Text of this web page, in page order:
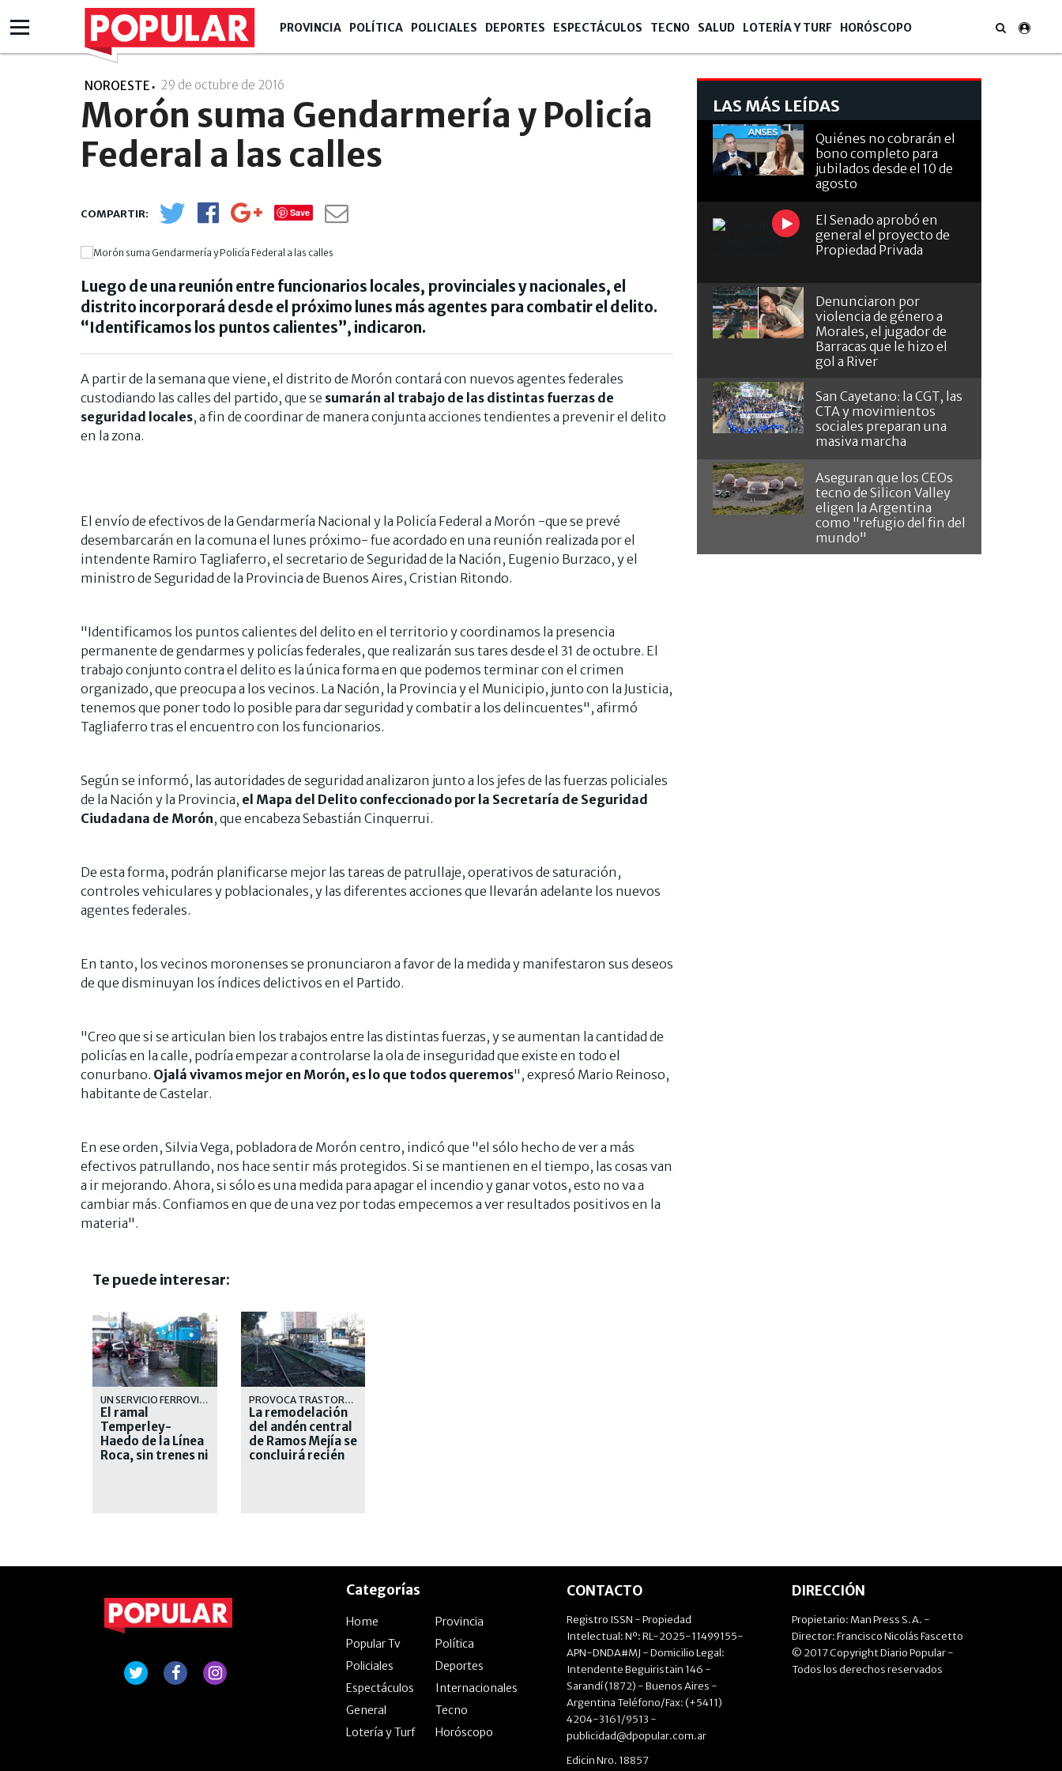
PROVINCIA POLÍTICA POLICIALES DEPORTES ESPECTÁCULOS TECNO SALUD LOTERÍA Y TURF HORÓSCOPO
NOROESTE 29 de octubre de 2016
Morón suma Gendarmería y Policía
Federal a las calles
Save
Luego de una reunión entre funcionarios locales, provinciales y nacionales, el
distrito incorporará desde el próximo lunes más agentes para combatir el delito.
“Identificamos los puntos calientes”, indicaron.
A partir de la semana que viene, el distrito de Morón contará con nuevos agentes federales
custodiando las calles del partido, que se sumarán al trabajo de las distintas fuerzas de
seguridad locales, a fin de coordinar de manera conjunta acciones tendientes a prevenir el delito
en la zona.
El envío de efectivos de la Gendarmería Nacional y la Policía Federal a Morón -que se prevé
desembarcarán en la comuna el lunes próximo- fue acordado en una reunión realizada por el
intendente Ramiro Tagliaferro, el secretario de Seguridad de la Nación, Eugenio Burzaco, y el
ministro de Seguridad de la Provincia de Buenos Aires, Cristian Ritondo.
"Identificamos los puntos calientes del delito en el territorio y coordinamos la presencia
permanente de gendarmes y policías federales, que realizarán sus tares desde el 31 de octubre. El
trabajo conjunto contra el delito es la única forma en que podemos terminar con el crimen
organizado, que preocupa a los vecinos. La Nación, la Provincia y el Municipio, junto con la Justicia,
tenemos que poner todo lo posible para dar seguridad y combatir a los delincuentes", afirmó
Tagliaferro tras el encuentro con los funcionarios.
Según se informó, las autoridades de seguridad analizaron junto a los jefes de las fuerzas policiales
de la Nación y la Provincia, el Mapa del Delito confeccionado por la Secretaría de Seguridad
Ciudadana de Morón, que encabeza Sebastián Cinquerrui.
De esta forma, podrán planificarse mejor las tareas de patrullaje, operativos de saturación,
controles vehiculares y poblacionales, y las diferentes acciones que llevarán adelante los nuevos
agentes federales.
En tanto, los vecinos moronenses se pronunciaron a favor de la medida y manifestaron sus deseos
de que disminuyan los índices delictivos en el Partido.
"Creo que si se articulan bien los trabajos entre las distintas fuerzas, y se aumentan la cantidad de
policías en la calle, podría empezar a controlarse la ola de inseguridad que existe en todo el
conurbano. Ojalá vivamos mejor en Morón, es lo que todos queremos", expresó Mario Reinoso,
habitante de Castelar.
En ese orden, Silvia Vega, pobladora de Morón centro, indicó que "el sólo hecho de ver a más
efectivos patrullando, nos hace sentir más protegidos. Si se mantienen en el tiempo, las cosas van
a ir mejorando. Ahora, si sólo es una medida para apagar el incendio y ganar votos, esto no va a
cambiar más. Confiamos en que de una vez por todas empecemos a ver resultados positivos en la
materia".
Te puede interesar:
UN SERVICIO FERROVIARIO QUE CADA DIA SE DEGRADA MAS
El ramal
Temperley-
Haedo de la Línea
Roca, sin trenes ni
PROVOCA TRASTORNOS A LOS PASAJEROS Y AL SERVICIO DE LA LINEA SARMIENTO
La remodelación
del andén central
de Ramos Mejía se
concluirá recién
LAS MÁS LEÍDAS
Quiénes no cobrarán el
bono completo para
jubilados desde el 10 de
agosto
El Senado aprobó en
general el proyecto de
Propiedad Privada
Denunciaron por
violencia de género a
Morales, el jugador de
Barracas que le hizo el
gol a River
San Cayetano: la CGT, las
CTA y movimientos
sociales preparan una
masiva marcha
Aseguran que los CEOs
tecno de Silicon Valley
eligen la Argentina
como "refugio del fin del
mundo"
Categorías
Home
Provincia
Popular Tv
Política
Policiales
Deportes
Espectáculos
Internacionales
General
Tecno
Lotería y Turf
Horóscopo
CONTACTO
Registro ISSN - Propiedad
Intelectual: Nº: RL-2025-11499155-
APN-DNDA#MJ - Domicilio Legal:
Intendente Beguiristain 146 -
Sarandí (1872) - Buenos Aires -
Argentina Teléfono/Fax: (+5411)
4204-3161/9513 -
publicidad@dpopular.com.ar
Edicin Nro. 18857
DIRECCIÓN
Propietario: Man Press S.A. -
Director: Francisco Nicolás Fascetto
© 2017 Copyright Diario Popular -
Todos los derechos reservados